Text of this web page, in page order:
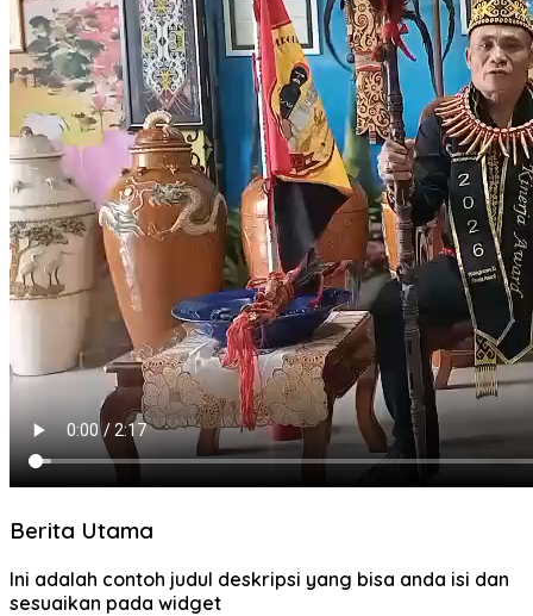
Berita Utama
Ini adalah contoh judul deskripsi yang bisa anda isi dan
sesuaikan pada widget